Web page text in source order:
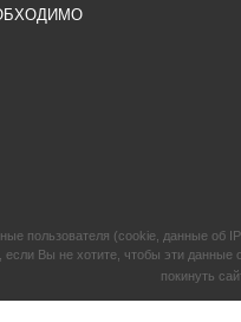
пользователя (cookie, данные об
если Вы не хотите, чтобы эти данные
покинуть